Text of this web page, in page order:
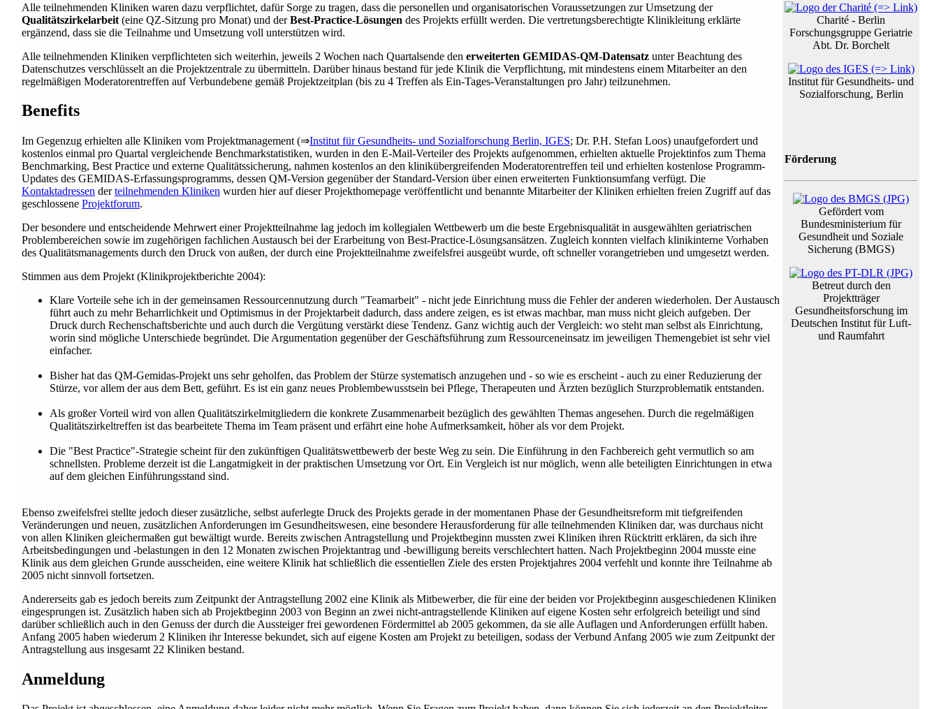
Alle teilnehmenden Kliniken waren dazu verpflichtet, dafür Sorge zu tragen, dass die personellen und organisatorischen Voraussetzungen zur Umsetzung der
Qualitätszirkelarbeit (eine QZ-Sitzung pro Monat) und derBest-Practice-Lösungen des Projekts erfüllt werden. Die vertretungsberechtigte Klinikleitung erklärte
ergänzend, dass sie die Teilnahme und Umsetzung voll unterstützen wird.
Alle teilnehmenden Kliniken verpflichteten sich weiterhin, jeweils 2 Wochen nach Quartalsende den erweiterten GEMIDAS-QM-Datensatz unter Beachtung des
Datenschutzes verschlüsselt an die Projektzentrale zu übermitteln. Darüber hinaus bestand für jede Klinik die Verpflichtung, mit mindestens einem Mitarbeiter an den
regelmäßigen Moderatorentreffen auf Verbundebene gemäß Projektzeitplan (bis zu 4 Treffen als Ein-Tages-Veranstaltungen pro Jahr) teilzunehmen.
Benefits
Im Gegenzug erhielten alle Kliniken vom Projektmanagement (⇒Institut für Gesundheits- und Sozialforschung Berlin, IGES; Dr. P.H. Stefan Loos) unaufgefordert und
kostenlos einmal pro Quartal vergleichende Benchmarkstatistiken, wurden in den E-Mail-Verteiler des Projekts aufgenommen, erhielten aktuelle Projektinfos zum Thema
Benchmarking, Best Practice und externe Qualitätssicherung, nahmen kostenlos an den klinikübergreifenden Moderatorentreffen teil und erhielten kostenlose Programm-
Updates des GEMIDAS-Erfassungsprogramms, dessen QM-Version gegenüber der Standard-Version über einen erweiterten Funktionsumfang verfügt. Die
Kontaktadressen derteilnehmenden Kliniken wurden hier auf dieser Projekthomepage veröffentlicht und benannte Mitarbeiter der Kliniken erhielten freien Zugriff auf das
geschlossene Projektforum.
Der besondere und entscheidende Mehrwert einer Projektteilnahme lag jedoch im kollegialen Wettbewerb um die beste Ergebnisqualität in ausgewählten geriatrischen
Problembereichen sowie im zugehörigen fachlichen Austausch bei der Erarbeitung von Best-Practice-Lösungsansätzen. Zugleich konnten vielfach klinikinterne Vorhaben
des Qualitätsmanagements durch den Druck von außen, der durch eine Projektteilnahme zweifelsfrei ausgeübt wurde, oft schneller vorangetrieben und umgesetzt werden.
Stimmen aus dem Projekt (Klinikprojektberichte 2004):
Klare Vorteile sehe ich in der gemeinsamen Ressourcennutzung durch "Teamarbeit" - nicht jede Einrichtung muss die Fehler der anderen wiederholen. Der Austausch
führt auch zu mehr Beharrlichkeit und Optimismus in der Projektarbeit dadurch, dass andere zeigen, es ist etwas machbar, man muss nicht gleich aufgeben. Der
Druck durch Rechenschaftsberichte und auch durch die Vergütung verstärkt diese Tendenz. Ganz wichtig auch der Vergleich: wo steht man selbst als Einrichtung,
worin sind mögliche Unterschiede begründet. Die Argumentation gegenüber der Geschäftsführung zum Ressourceneinsatz im jeweiligen Themengebiet ist sehr viel
einfacher.
Bisher hat das QM-Gemidas-Projekt uns sehr geholfen, das Problem der Stürze systematisch anzugehen und - so wie es erscheint - auch zu einer Reduzierung der
Stürze, vor allem der aus dem Bett, geführt. Es ist ein ganz neues Problembewusstsein bei Pflege, Therapeuten und Ärzten bezüglich Sturzproblematik entstanden.
Als großer Vorteil wird von allen Qualitätszirkelmitgliedern die konkrete Zusammenarbeit bezüglich des gewählten Themas angesehen. Durch die regelmäßigen
Qualitätszirkeltreffen ist das bearbeitete Thema im Team präsent und erfährt eine hohe Aufmerksamkeit, höher als vor dem Projekt.
Die "Best Practice"-Strategie scheint für den zukünftigen Qualitätswettbewerb der beste Weg zu sein. Die Einführung in den Fachbereich geht vermutlich so am
schnellsten. Probleme derzeit ist die Langatmigkeit in der praktischen Umsetzung vor Ort. Ein Vergleich ist nur möglich, wenn alle beteiligten Einrichtungen in etwa
auf dem gleichen Einführungsstand sind.
Ebenso zweifelsfrei stellte jedoch dieser zusätzliche, selbst auferlegte Druck des Projekts gerade in der momentanen Phase der Gesundheitsreform mit tiefgreifenden
Veränderungen und neuen, zusätzlichen Anforderungen im Gesundheitswesen, eine besondere Herausforderung für alle teilnehmenden Kliniken dar, was durchaus nicht
von allen Kliniken gleichermaßen gut bewältigt wurde. Bereits zwischen Antragstellung und Projektbeginn mussten zwei Kliniken ihren Rücktritt erklären, da sich ihre
Arbeitsbedingungen und -belastungen in den 12 Monaten zwischen Projektantrag und -bewilligung bereits verschlechtert hatten. Nach Projektbeginn 2004 musste eine
Klinik aus dem gleichen Grunde ausscheiden, eine weitere Klinik hat schließlich die essentiellen Ziele des ersten Projektjahres 2004 verfehlt und konnte ihre Teilnahme ab
2005 nicht sinnvoll fortsetzen.
Andererseits gab es jedoch bereits zum Zeitpunkt der Antragstellung 2002 eine Klinik als Mitbewerber, die für eine der beiden vor Projektbeginn ausgeschiedenen Kliniken
eingesprungen ist. Zusätzlich haben sich ab Projektbeginn 2003 von Beginn an zwei nicht-antragstellende Kliniken auf eigene Kosten sehr erfolgreich beteiligt und sind
darüber schließlich auch in den Genuss der durch die Aussteiger frei gewordenen Fördermittel ab 2005 gekommen, da sie alle Auflagen und Anforderungen erfüllt haben.
Anfang 2005 haben wiederum 2 Kliniken ihr Interesse bekundet, sich auf eigene Kosten am Projekt zu beteiligen, sodass der Verbund Anfang 2005 wie zum Zeitpunkt der
Antragstellung aus insgesamt 22 Kliniken bestand.
Anmeldung
Charité - Berlin
Forschungsgruppe Geriatrie
Abt. Dr. Borchelt
Institut für Gesundheits- und
Sozialforschung, Berlin
Förderung
Gefördert vom
Bundesministerium für
Gesundheit und Soziale
Sicherung (BMGS)
Betreut durch den
Projektträger
Gesundheitsforschung im
Deutschen Institut für Luft-
und Raumfahrt